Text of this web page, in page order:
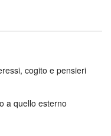
cogito e pensieri
a quello esterno